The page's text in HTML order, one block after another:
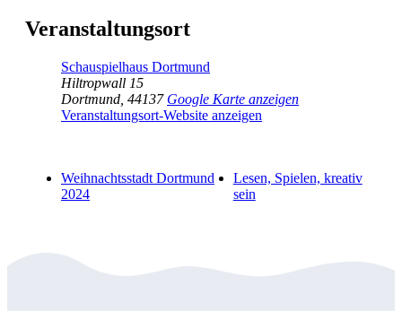
Veranstaltungsort
Schauspielhaus Dortmund
Hiltropwall 15
Dortmund 44137 Google Karte anzeigen
Veranstaltungsort-Website anzeigen
Weihnachtsstadt Dortmund
2024
Lesen, Spielen, kreativ
sein